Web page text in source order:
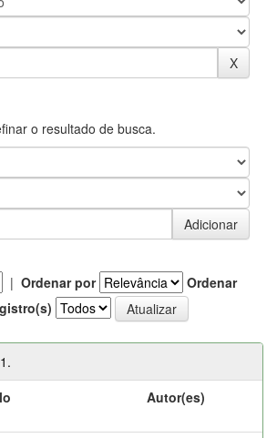
o resultado de busca.
| Ordenar por
Ordenar
Autor(es)